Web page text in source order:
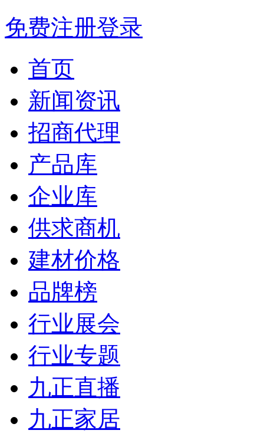
免费注册登录
首页
新闻资讯
招商代理
产品库
企业库
供求商机
建材价格
品牌榜
行业展会
行业专题
九正直播
九正家居